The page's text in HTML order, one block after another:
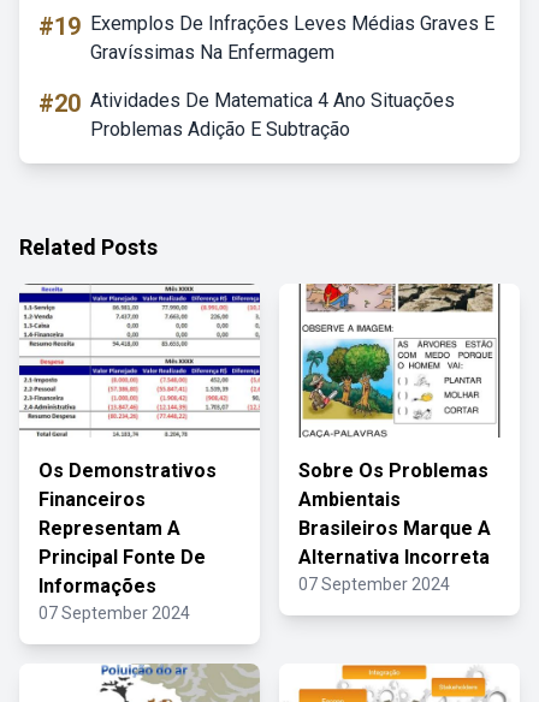
#19 Exemplos De Infrações Leves Médias Graves E
Gravíssimas Na Enfermagem
#20 Atividades De Matematica 4 Ano Situações
Problemas Adição E Subtração
Related Posts
Os Demonstrativos
Financeiros
Representam A
Principal Fonte De
Informações
07 September 2024
Sobre Os Problemas
Ambientais
Brasileiros Marque A
Alternativa Incorreta
07 September 2024